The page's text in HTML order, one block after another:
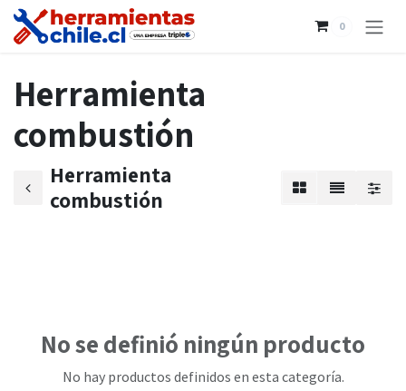
Ir al contenido
0
Herramienta
combustión
Herramienta
combustión
No se definió ningún producto
No hay productos definidos en esta categoría.